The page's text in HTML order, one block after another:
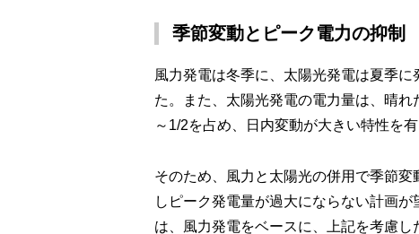
季節変動とピーク電力の抑制
風力発電は冬季に、太陽光発電は夏季
た。また、太陽光発電の電力量は、晴
～1/2を占め、日内変動が大きい特性を有
そのため、風力と太陽光の併用で季節
しピーク発電量が過大にならない計画
は、風力発電をベースに、上記を考慮し